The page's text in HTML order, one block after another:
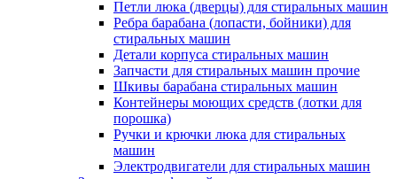
Петли люка (дверцы) для стиральных машин
Ребра барабана (лопасти, бойники) для
стиральных машин
Детали корпуса стиральных машин
Запчасти для стиральных машин прочие
Шкивы барабана стиральных машин
Контейнеры моющих средств (лотки для
порошка)
Ручки и крючки люка для стиральных
машин
Электродвигатели для стиральных машин